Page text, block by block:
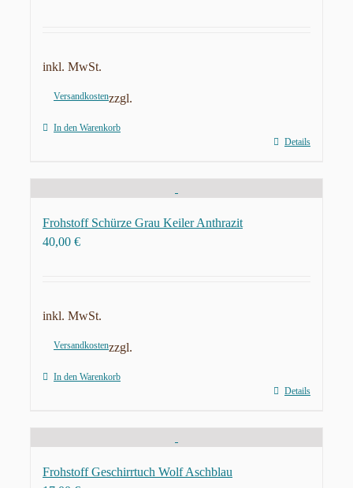
inkl. MwSt.
zzgl.
Versandkosten
In den Warenkorb
Details
Frohstoff Schürze Grau Keiler Anthrazit
40,00 €
inkl. MwSt.
zzgl.
Versandkosten
In den Warenkorb
Details
Frohstoff Geschirrtuch Wolf Aschblau